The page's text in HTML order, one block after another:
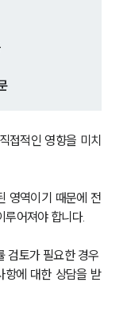
접적인 영향을 미치
영역이기 때문에 전
루어져야 합니다.
검토가 필요한 경우
항에 대한 상담을 받